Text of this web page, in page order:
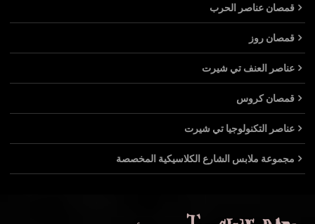
قمصان عناصر الحرب
قمصان روز
عناصر العنف تي شيرت
قمصان كروس
عناصر التكنولوجيا تي شيرت
مجموعة ملابس الشارع الكلاسيكية المخصصة